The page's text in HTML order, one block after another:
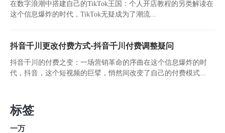
在数字浪潮中搭建自己的TikTok王国：个人开店教程的另类解读在
这个信息爆炸的时代，TikTok无疑成为了潮流...
抖音千川更改付费方式-抖音千川付费调整疑问
抖音千川的付费之变：一场营销革命的序曲在这个信息爆炸的时
代，抖音，这个短视频的巨擘，悄然间改变了自己的付费模式...
标签
一万